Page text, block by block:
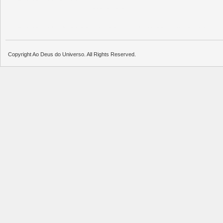
Copyright Ao Deus do Universo. All Rights Reserved.